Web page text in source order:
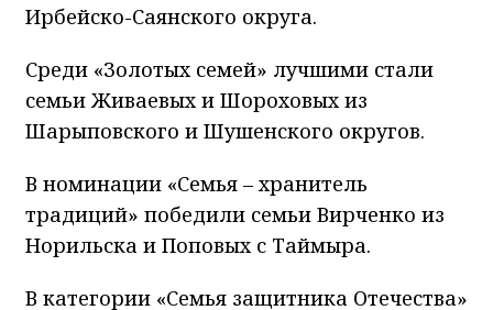
Ирбейско-Саянского округа.
Среди «Золотых семей» лучшими стали
семьи Живаевых и Шороховых из
Шарыповского и Шушенского округов.
В номинации «Семья – хранитель
традиций» победили семьи Вирченко из
Норильска и Поповых с Таймыра.
В категории «Семья защитника Отечества»